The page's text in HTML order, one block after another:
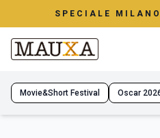
SPECIALE
Movie&Short Festival Oscar